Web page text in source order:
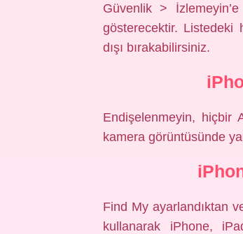
Güvenlik >
gösterecektir.
dışı bırakabilirsiniz.
Endişelenmeyin, hiçbir
kamera görüntüsünde
Find My ayarlandıktan
kullanarak iPhone,